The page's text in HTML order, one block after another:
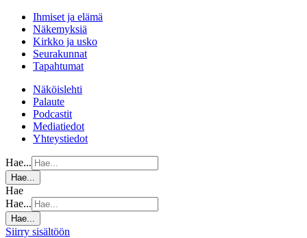
Ihmiset ja elämä
Näkemyksiä
Kirkko ja usko
Seurakunnat
Tapahtumat
Näköislehti
Palaute
Podcastit
Mediatiedot
Yhteystiedot
Hae...
Hae...
Hae
Hae...
Hae...
Siirry sisältöön